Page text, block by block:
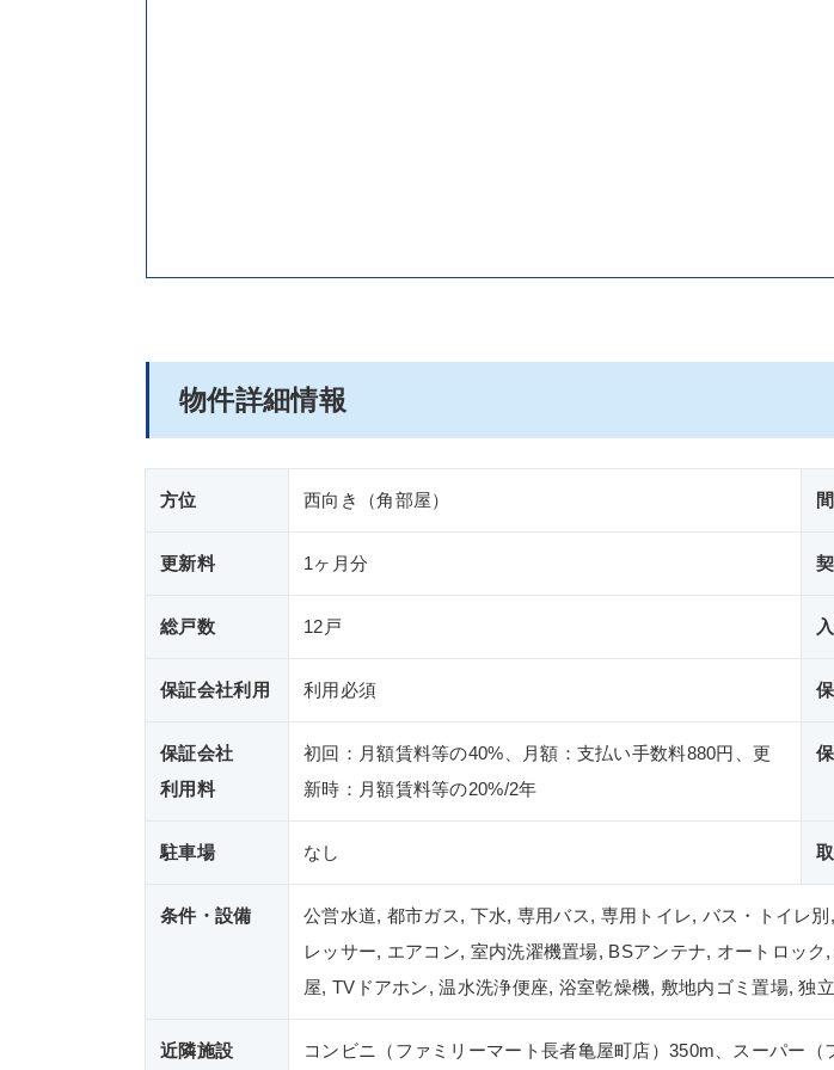
物件詳細情報
方位 西向き（角部屋）
更新料 1ヶ月分
総戸数 12戸
保証会社利用 利用必須
保証会社
利用料
初回：月額賃料等の40%、月額：支払い手数料880円、更
新時：月額賃料等の20%/2年
駐車場 なし
条件・設備
公営水道, 都市ガス, 下水, 専用バス, 専用トイレ, バス・トイレ
レッサー, エアコン, 室内洗濯機置場, BSアンテナ, オートロッ
屋, TVドアホン, 温水洗浄便座, 浴室乾燥機, 敷地内ゴミ置場, 独
近隣施設 コンビニ（ファミリーマート長者亀屋町店）350m、スーパー